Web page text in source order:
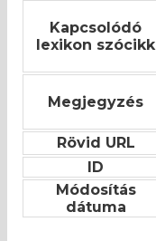
Kapcsolódó
lexikon szócikk
Megjegyzés
Rövid URL
ID
Módosítás
dátuma